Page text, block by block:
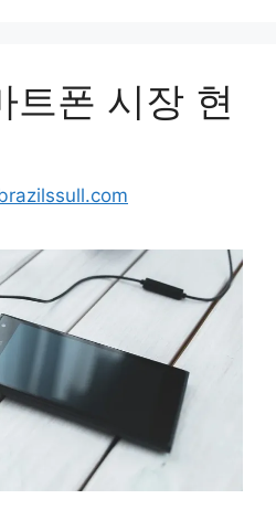
트폰 시장 현